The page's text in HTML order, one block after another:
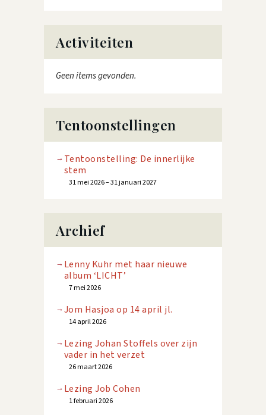
Activiteiten
Geen items gevonden.
Tentoonstellingen
Tentoonstelling: De innerlijke
stem
31 mei 2026 – 31 januari 2027
Archief
Lenny Kuhr met haar nieuwe
album ‘LICHT’
7 mei 2026
Jom Hasjoa op 14 april jl.
14 april 2026
Lezing Johan Stoffels over zijn
vader in het verzet
26 maart 2026
Lezing Job Cohen
1 februari 2026